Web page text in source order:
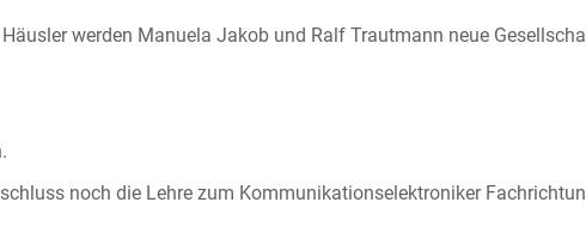
werden Manuela Jakob und Ralf Trautmann neue
noch die Lehre zum Kommunikationselektroniker